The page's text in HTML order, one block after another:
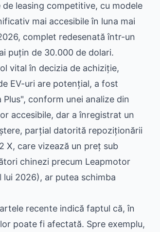
leasing competitive, cu modele
mai accesibile în luna mai
complet redesenată într-un
puțin de 30.000 de dolari.
vital în decizia de achiziție,
EV-uri are potențial, a fost
conform unei analize din
accesibile, dar a înregistrat un
parțial datorită repoziționării
X, care vizează un preț sub
chinezi precum Leapmotor
2026), ar putea schimba
recente indică faptul că, în
poate fi afectată. Spre exemplu,